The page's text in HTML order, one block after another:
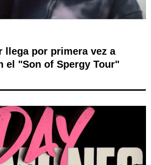
llega por primera vez a
el "Son of Spergy Tour"